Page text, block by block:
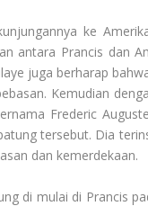
ke
antara Prancis dan
juga berharap
Kemudian
Frederic
tersebut. Dia
dan kemerdekaan.
di mulai di Prancis